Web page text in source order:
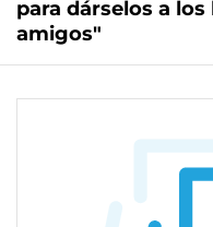
para dárselos a
amigos"